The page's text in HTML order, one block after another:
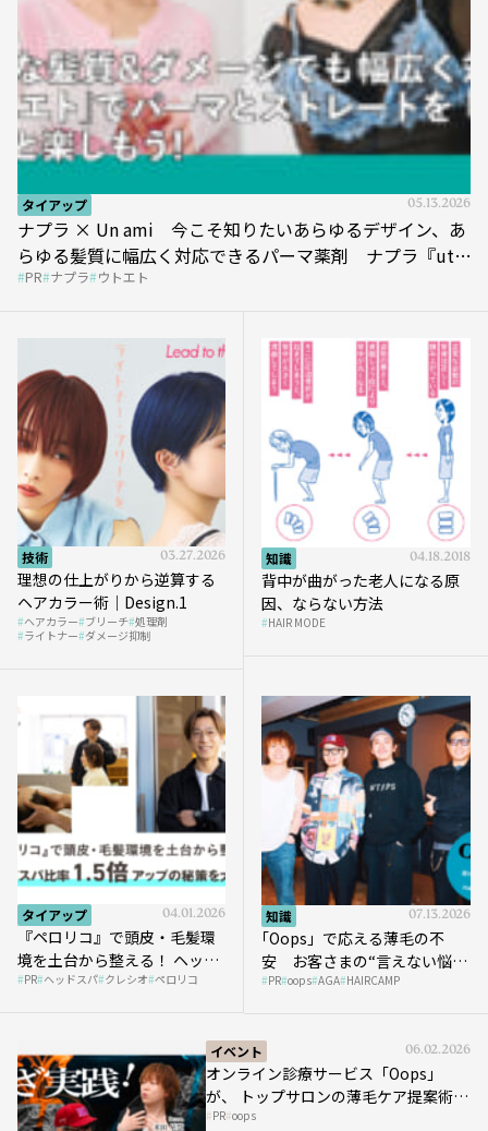
タイアップ 05.13.2026
ナプラ × Un ami 今こそ知りたいあらゆるデザイン、あ
らゆる髪質に幅広く対応できるパーマ薬剤 ナプラ『ut-
et』
PR ナプラ ウトエト
技術 03.27.2026
理想の仕上がりから逆算する
ヘアカラー術｜Design.1
ヘアカラー ブリーチ 処理剤
ライトナー ダメージ抑制
知識 04.18.2018
背中が曲がった老人になる原
因、ならない方法
HAIR MODE
タイアップ 04.01.2026
『ペロリコ』で頭皮・毛髪環
境を土台から整える！ ヘッド
スパ比率1.5倍アップの秘策を
PR ヘッドスパ クレシオ ペロリコ
知識 07.13.2026
｢Oops」で応える薄毛の不
安 お客さまの“言えない悩
み”にどう向き合う？ ＃01
PR oops AGA HAIRCAMP
イベント 06.02.2026
オンライン診療サービス「Oops」
が、 トップサロンの薄毛ケア提案術を
HAIRCAMPで公開！
PR oops